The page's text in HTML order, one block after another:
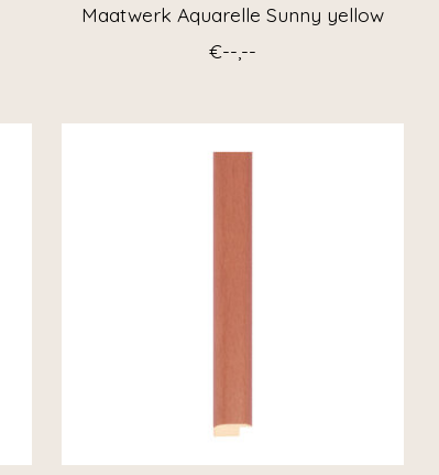
Maatwerk Aquarelle Sunny yellow
€--,--